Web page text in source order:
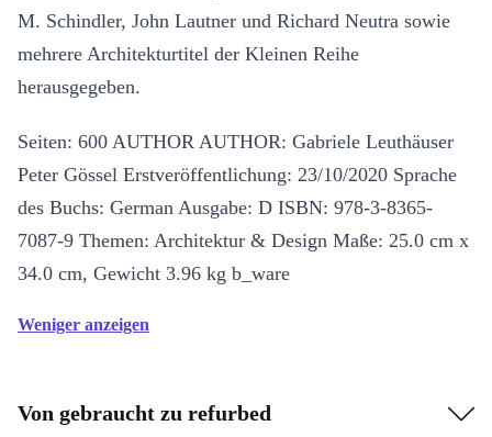
M. Schindler, John Lautner und Richard Neutra sowie
mehrere Architekturtitel der Kleinen Reihe
herausgegeben.
Seiten: 600 AUTHOR AUTHOR: Gabriele Leuthäuser
Peter Gössel Erstveröffentlichung: 23/10/2020 Sprache
des Buchs: German Ausgabe: D ISBN: 978-3-8365-
7087-9 Themen: Architektur & Design Maße: 25.0 cm x
34.0 cm, Gewicht 3.96 kg b_ware
Weniger anzeigen
Von gebraucht zu refurbed